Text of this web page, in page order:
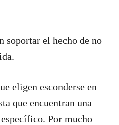
soportar el hecho de no
eligen esconderse en
que encuentran una
Por mucho